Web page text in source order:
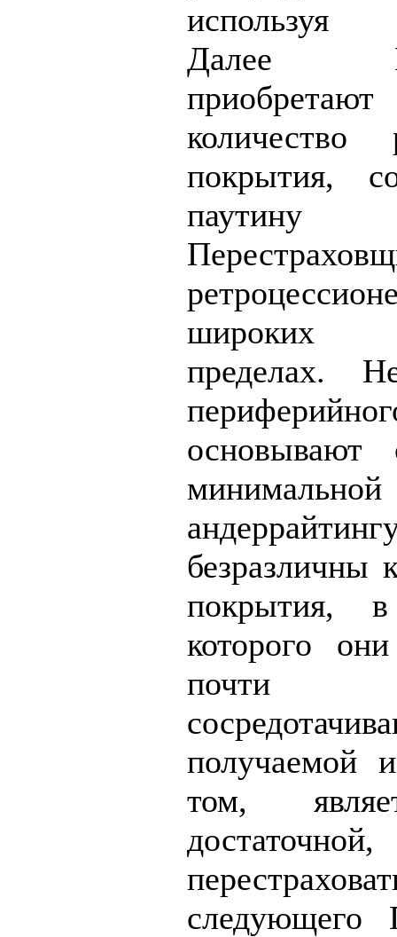
используя
Далее
количество
покрытия,
паутину
широких
пределах.
безразличны
покрытия, в
которого
почти
получаемой
том,
следующего